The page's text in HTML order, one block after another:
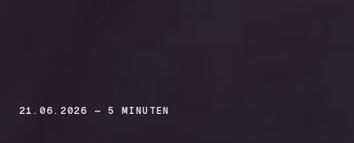
21.06.2026 — 5 MINUTEN